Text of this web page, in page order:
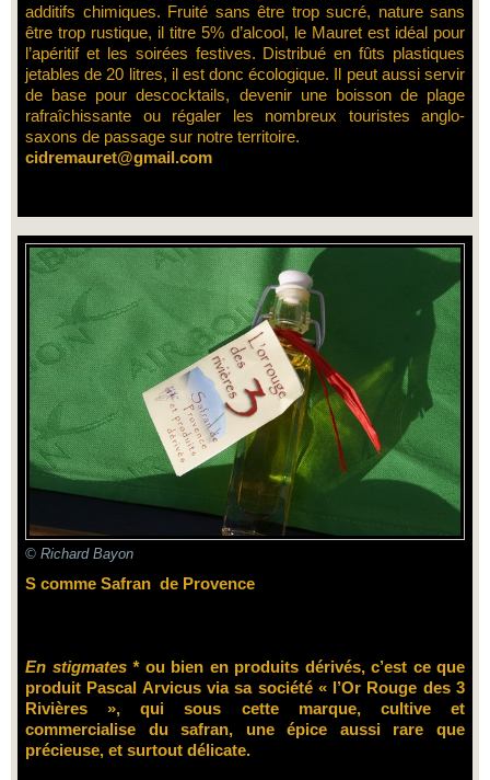
additifs chimiques. Fruité sans être trop sucré, nature sans
être trop rustique, il titre 5% d’alcool, le Mauret est idéal pour
l’apéritif et les soirées festives. Distribué en fûts plastiques
jetables de 20 litres, il est donc écologique. Il peut aussi servir
de base pour descocktails, devenir une boisson de plage
rafraîchissante ou régaler les nombreux touristes anglo-
saxons de passage sur notre territoire.
cidremauret@gmail.com
© Richard Bayon
S comme Safran de Provence
En stigmates * ou bien en produits dérivés, c’est ce que
produit Pascal Arvicus via sa société « l’Or Rouge des 3
Rivières », qui sous cette marque, cultive et
commercialise du safran, une épice aussi rare que
précieuse, et surtout délicate.